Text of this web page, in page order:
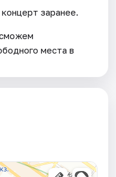
заранее.
места в